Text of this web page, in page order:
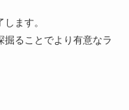
ます。
掘ることでより有意なラ